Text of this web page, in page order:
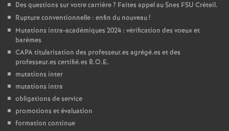
Des questions sur votre carrière? Faites appel au Snes FSU Créteil.
Rupture conventionnelle : enfin du nouveau!
Mutations intra-académiques 2024 : vérification des voeux et
barèmes
CAPAtitularisation des professeur.es agrégé.es et des
professeur.es certifié.es B.O.E.
mutations inter
mutations intra
obligations de service
promotions et évaluation
formation continue